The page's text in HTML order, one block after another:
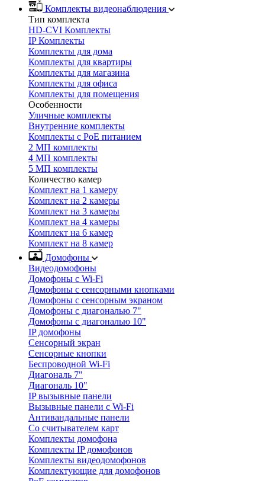
Комплекты видеонаблюдения
Тип комплекта
HD-CVI Комплекты
IP Комплекты
Комплекты для дома
Комплекты для квартиры
Комплекты для магазина
Комплекты для офиса
Комплекты для помещения
Особенности
Уличные комплекты
Внутренние комплекты
Комплекты с PoE питанием
2 МП комплекты
4 МП комплекты
5 МП комплекты
Количество камер
Комплект на 1 камеру
Комплект на 2 камеры
Комплект на 3 камеры
Комплект на 4 камеры
Комплект на 6 камер
Комплект на 8 камер
Домофоны
Видеодомофоны
Домофоны с Wi-Fi
Домофоны с сенсорными кнопками
Домофоны с сенсорным экраном
Домофоны с диагональю 7"
Домофоны с диагональю 10"
IP домофоны
Сенсорный экран
Сенсорные кнопки
Беспроводной Wi-Fi
Диагональ 7"
Диагональ 10"
IP вызывные панели
Вызывные панели с Wi-Fi
Антивандальные панели
Со считывателем карт
Комплекты домофона
Комплекты IP домофонов
Комплекты видеодомофонов
Комплектующие для домофонов